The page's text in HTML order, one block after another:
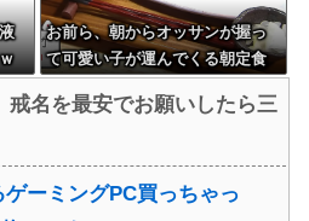
お前ら、朝からオッサンが握っ
て可愛い子が運んでくる朝定食
（2200円）頼める？
戒名を最安でお願いしたら三
ーミングPC買っちゃっ